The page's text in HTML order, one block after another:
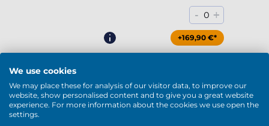
- 0 +
+169,90 €*
4000Gb HDD 7200rpm (3.5'')
We use cookies
We may place these for analysis of our visitor data, to improve our
website, show personalised content and to give you a great website
experience. For more information about the cookies we use open the
settings.